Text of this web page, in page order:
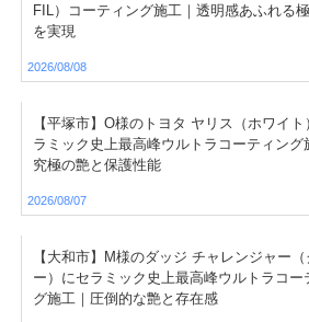
FIL）コーティング施工｜透明感あふれる
を実現
2026/08/08
【平塚市】O様のトヨタ ヤリス（ホワイト
ラミック史上最高峰ウルトラコーティング
究極の艶と保護性能
2026/08/07
【大和市】M様のダッジ チャレンジャー（
ー）にセラミック史上最高峰ウルトラコー
グ施工｜圧倒的な艶と存在感